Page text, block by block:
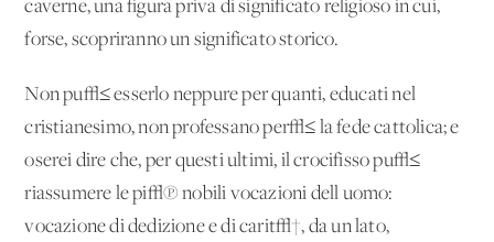
caverne, una figura priva di significato religioso in cui,
forse, scopriranno un significato storico.
Non pu√≤ esserlo neppure per quanti, educati nel
cristianesimo, non professano per√≤ la fede cattolica; e
oserei dire che, per questi ultimi, il crocifisso pu√≤
riassumere le pi√π nobili vocazioni dell'uomo:
vocazione di dedizione e di carit√†, da un lato,